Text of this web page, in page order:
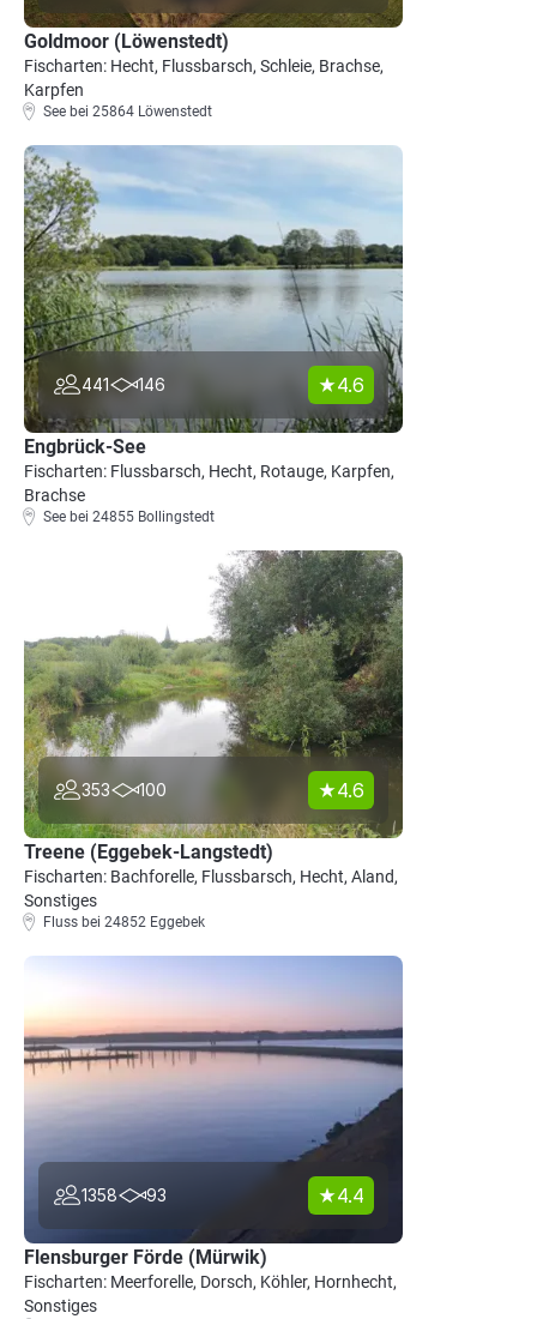
Goldmoor (Löwenstedt)
Fischarten: Hecht, Flussbarsch, Schleie, Brachse,
Karpfen
See bei 25864 Löwenstedt
441 146 4.6
Engbrück-See
Fischarten: Flussbarsch, Hecht, Rotauge, Karpfen,
Brachse
See bei 24855 Bollingstedt
353 100 4.6
Treene (Eggebek-Langstedt)
Fischarten: Bachforelle, Flussbarsch, Hecht, Aland,
Sonstiges
Fluss bei 24852 Eggebek
1358 93 4.4
Flensburger Förde (Mürwik)
Fischarten: Meerforelle, Dorsch, Köhler, Hornhecht,
Sonstiges